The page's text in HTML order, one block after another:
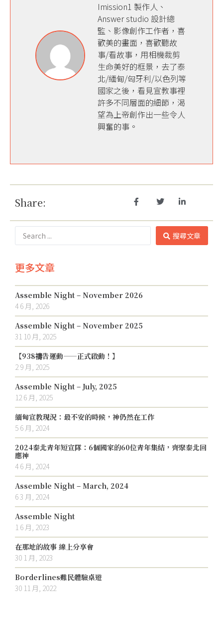
Imission1 製作人、
Answer studio 設計總
監、影像創作工作者，喜
歡美的畫面，喜歡聽故
事/看故事，用相機裁剪
生命美好的框景，去了泰
北/緬甸/匈牙利/以色列等
國家之後，看見宣教事裡
許多不同層面的細節，渴
望為上帝創作出一些令人
興奮的事。
Share:
搜尋文章
更多文章
Assemble Night – November 2026
4 6 月, 2026
Assemble Night – November 2025
31 10 月, 2025
【938禱告運動——正式啟動！】
2 9 月, 2025
Assemble Night – July, 2025
12 6 月, 2025
緬甸宣教現況：最不安的時候，神仍然在工作
5 6 月, 2024
2024泰北青年短宣隊：6個國家的60位青年集結，齊聚泰北回
應神
4 6 月, 2024
Assemble Night – March, 2024
6 3 月, 2024
Assemble Night
1 6 月, 2023
在那地的故事 線上分享會
30 1 月, 2023
Borderlines難民體驗桌遊
30 11 月, 2022